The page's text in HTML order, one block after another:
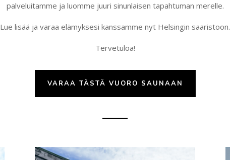
palveluitamme ja luomme juuri sinunlaisen tapahtuman merelle.
Lue lisää ja varaa elämyksesi kanssamme nyt Helsingin saaristoon.
Tervetuloa!
VARAA TÄSTÄ VUORO SAUNAAN